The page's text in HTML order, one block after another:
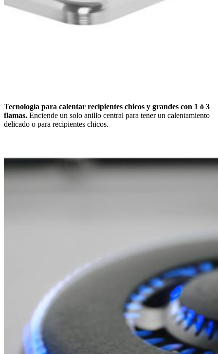
Tecnología para calentar recipientes chicos y grandes con 1 ó 3
flamas. Enciende un solo anillo central para tener un calentamiento
delicado o para recipientes chicos.